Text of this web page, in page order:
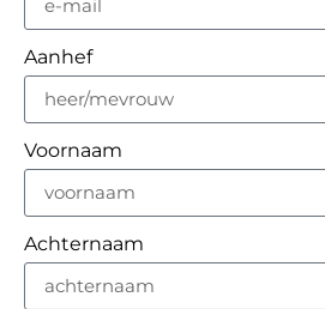
Aanhef
Voornaam
Achternaam